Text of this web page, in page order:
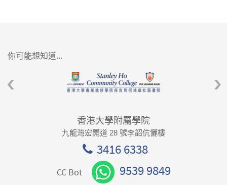
你可能想知道...
香港大學附屬學院
九龍灣宏開道 28 號李韶伉儷樓
3416 6338
CC Bot 9539 9849